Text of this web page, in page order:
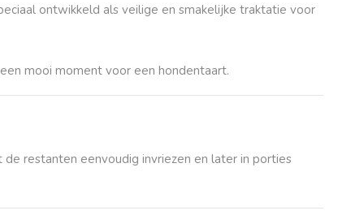
ontwikkeld als veilige en smakelijke traktatie voor
mooi moment voor een hondentaart.
de restanten eenvoudig invriezen en later in porties